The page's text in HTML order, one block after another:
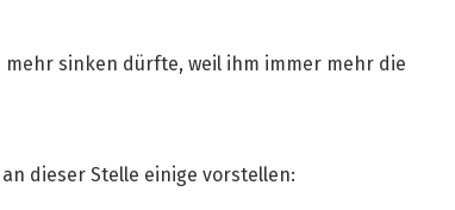
sinken dürfte, weil ihm immer mehr die
dieser Stelle einige vorstellen: